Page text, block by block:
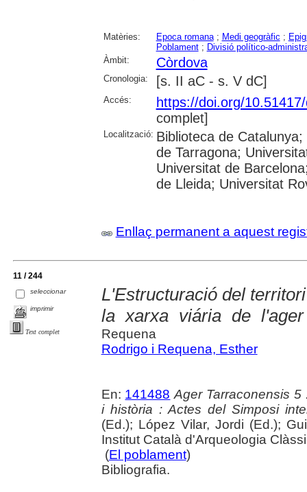
Matèries: Epoca romana; Medi geogràfic ;
Poblament; Divisió político-
Àmbit:
Còrdova
Cronologia: [s. II aC - s. V dC]
Accés:
https://doi.org/
complet]
Localització: Biblioteca de
de Tarragona;
Universitat de
de Lleida; Universitat
Enllaç permanent a aquest
11 / 244
seleccionar
imprimir
Text complet
L'Estructuració del
la xarxa viária de l'ager
Requena
Rodrigo i Requena, Esther
En: 141488 Ager Tarraconensis
i història : Actes del Simposi
(Ed.); López Vilar, Jordi (Ed.);
Institut Català d'Arqueologia
(El poblament)
Bibliografia.